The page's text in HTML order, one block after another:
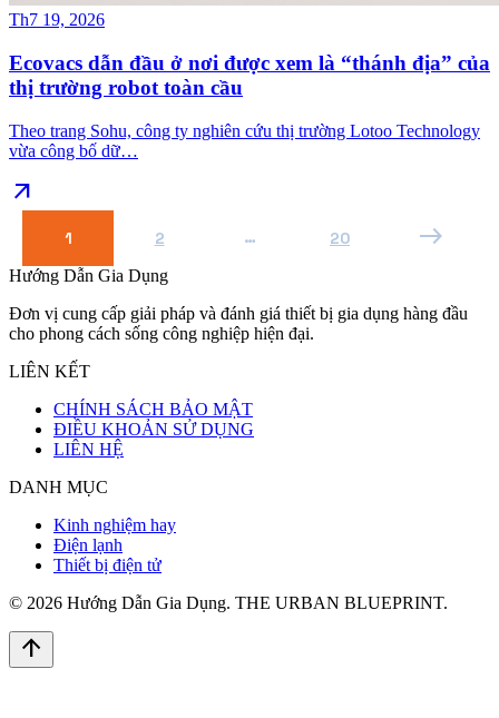
Th7 19, 2026
Ecovacs dẫn đầu ở nơi được xem là “thánh địa” của
thị trường robot toàn cầu
Theo trang Sohu, công ty nghiên cứu thị trường Lotoo Technology
vừa công bố dữ…
arrow_outward
1 2 … 20 east
Hướng Dẫn Gia Dụng
Đơn vị cung cấp giải pháp và đánh giá thiết bị gia dụng hàng đầu
cho phong cách sống công nghiệp hiện đại.
LIÊN KẾT
CHÍNH SÁCH BẢO MẬT
ĐIỀU KHOẢN SỬ DỤNG
LIÊN HỆ
DANH MỤC
Kinh nghiệm hay
Điện lạnh
Thiết bị điện tử
© 2026 Hướng Dẫn Gia Dụng. THE URBAN BLUEPRINT.
arrow_upward